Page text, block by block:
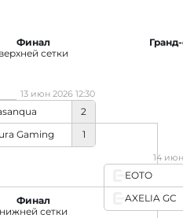
2
Gaming
1
13 июн 2026 12:30
Финал
верхней сетки
Финал
нижней сетки
EOTO
AXELIA GC
14 июн